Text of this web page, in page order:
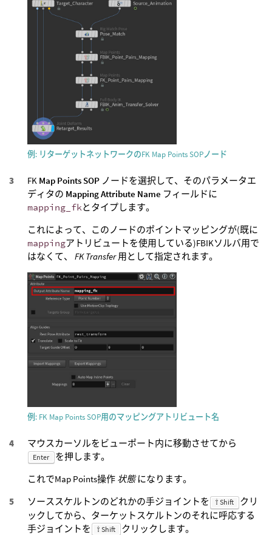
例: リターゲットネットワークのFK Map Points SOPノード
FK Map Points SOP ノードを選択して、そのパラメータエ
ディタの Mapping Attribute Name フィールドに
mapping_fkとタイプします。
これによって、このノードのポイントマッピングが(既に
mappingアトリビュートを使用している)FBIKソルバ用で
はなくて、 FK Transfer用として指定されます。
例: FK Map Points SOP用のマッピングアトリビュート名
マウスカーソルをビューポート内に移動させてから
Enter
を押します。
これでMap Points操作 状態になります。
ソーススケルトンのどれかの手ジョイントを
⇧ Shift
クリ
ックしてから、ターケットスケルトンのそれに呼応する
手ジョイントを
⇧ Shift
クリックします。